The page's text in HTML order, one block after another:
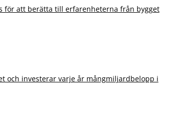
för att berätta till erfarenheterna från bygget
och investerar varje år mångmiljardbelopp i